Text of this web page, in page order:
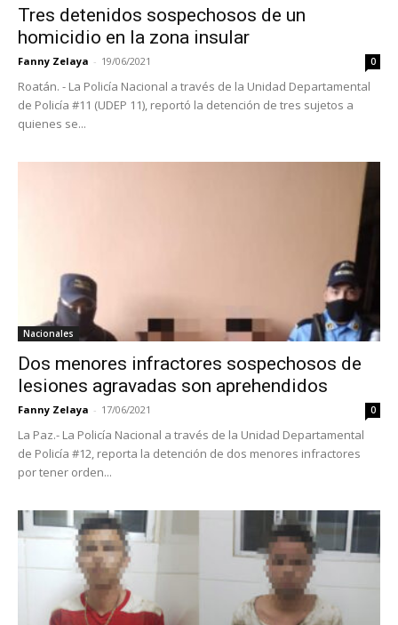
Tres detenidos sospechosos de un
homicidio en la zona insular
Fanny Zelaya - 19/06/2021 0
Roatán. - La Policía Nacional a través de la Unidad Departamental
de Policía #11 (UDEP 11), reportó la detención de tres sujetos a
quienes se...
Nacionales
Dos menores infractores sospechosos de
lesiones agravadas son aprehendidos
Fanny Zelaya - 17/06/2021 0
La Paz.- La Policía Nacional a través de la Unidad Departamental
de Policía #12, reporta la detención de dos menores infractores
por tener orden...